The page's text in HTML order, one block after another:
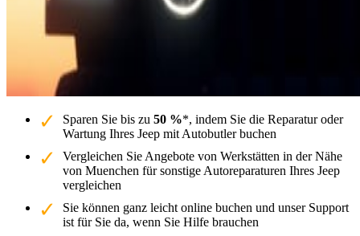
Sparen Sie bis zu 50 %*, indem Sie die Reparatur oder
Wartung Ihres Jeep mit Autobutler buchen
Vergleichen Sie Angebote von Werkstätten in der Nähe
von Muenchen für sonstige Autoreparaturen Ihres Jeep
vergleichen
Sie können ganz leicht online buchen und unser Support
ist für Sie da, wenn Sie Hilfe brauchen